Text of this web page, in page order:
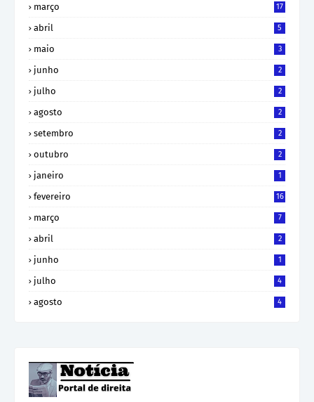
março 17
abril 5
maio 3
junho 2
julho 2
agosto 2
setembro 2
outubro 2
janeiro 1
fevereiro 16
março 7
abril 2
junho 1
julho 4
agosto 4